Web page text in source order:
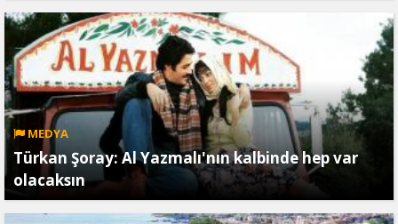
MEDYA
Türkan Şoray: Al Yazmalı'nın kalbinde hep var
olacaksın